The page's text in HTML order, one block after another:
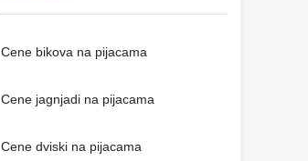
Cene bikova na pijacama
Cene jagnjadi na pijacama
Cene dviski na pijacama